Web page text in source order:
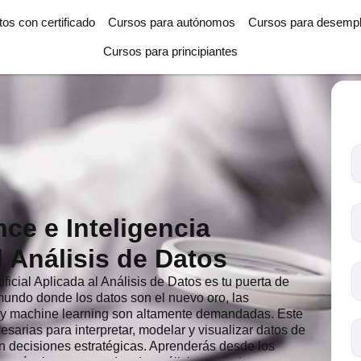
con certificado Cursos para autónomos Cursos para
Cursos para principiantes
e Inteligencia
de Datos
Aplicada al Análisis de Datos es tu puerta de
donde los datos son el nuevo oro, las
machine learning son altamente demandadas. Este
para interpretar, modelar y visualizar datos de
decisiones estratégicas. Aprenderás desde los